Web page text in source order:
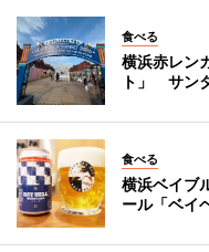
食べる
横浜赤レン
ト」 サン
食べる
横浜ベイブ
ール「ベイ